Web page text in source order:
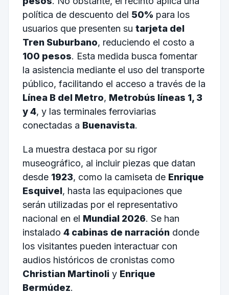
política de descuento del 50% para los
usuarios que presenten su tarjeta del
Tren Suburbano, reduciendo el costo a
100 pesos. Esta medida busca fomentar
la asistencia mediante el uso del transporte
público, facilitando el acceso a través de la
Línea B del Metro, Metrobús líneas 1, 3
y 4, y las terminales ferroviarias
conectadas a Buenavista.
La muestra destaca por su rigor
museográfico, al incluir piezas que datan
desde 1923, como la camiseta de Enrique
Esquivel, hasta las equipaciones que
serán utilizadas por el representativo
nacional en el Mundial 2026. Se han
instalado 4 cabinas de narracióndonde
los visitantes pueden interactuar con
audios históricos de cronistas como
Christian Martinoliy Enrique
Bermúdez.